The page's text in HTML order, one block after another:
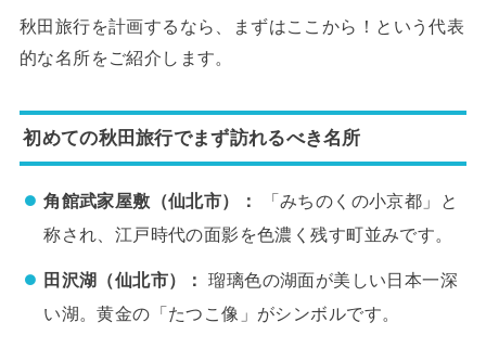
秋田旅行を計画するなら、まずはここから！という代表
的な名所をご紹介します。
初めての秋田旅行でまず訪れるべき名所
角館武家屋敷（仙北市）：
「みちのくの小京都」と
称され、江戸時代の面影を色濃く残す町並みです。
田沢湖（仙北市）：
瑠璃色の湖面が美しい日本一深
い湖。黄金の「たつこ像」がシンボルです。